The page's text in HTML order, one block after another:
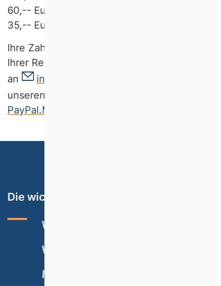
60,-- Euro für Seniormitglieder und
35,-- Euro für Nachwuchsmitglieder.
Ihre Zahlung senden Sie bitte mit Angabe
Ihrer Rechnungsnummer und Ihres Namens
an
info@vhbonline.org
unseren PayPal.Me-Link:
PayPal.Me/vhbonline
Die wichtigsten Themen
VHB-RATING 2024
VERANSTALTUNGEN
MITGLIED WERDEN